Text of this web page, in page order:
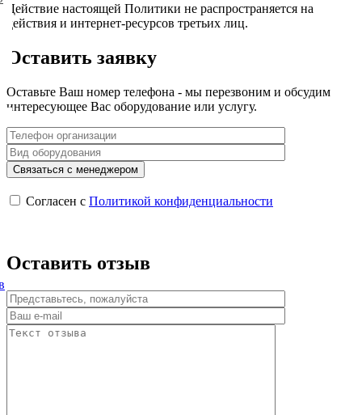
Действие настоящей Политики не распространяется на
действия и интернет-ресурсов третьих лиц.
Оставить заявку
Оставьте Ваш номер телефона - мы перезвоним и обсудим
интересующее Вас оборудование или услугу.
Согласен с Политикой конфиденциальности
Оставить отзыв